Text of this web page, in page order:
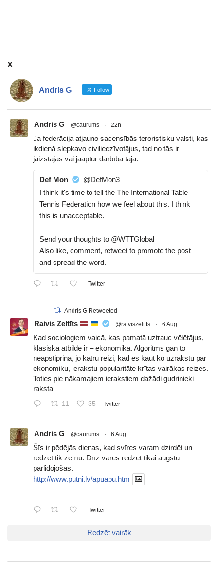
x
Andris G Follow
Andris G @caurums · 22h
Ja federācija atjauno sacensībās teroristisku valsti, kas
ikdienā slepkavo civiliedzīvotājus, tad no tās ir
jāizstājas vai jāaptur darbība tajā.
Def Mon
@DefMon3
I think it's time to tell the The International Table
Tennis Federation how we feel about this. I think
this is unacceptable.
Send your thoughts to @WTTGlobal
Also like, comment, retweet to promote the post
and spread the word.
Twitter
Andris G Retweeted
Raivis Zeltīts @raiviszeltits · 6 Aug
Kad sociologiem vaicā, kas pamatā uztrauc vēlētājus,
klasiska atbilde ir – ekonomika. Algoritms gan to
neapstiprina, jo katru reizi, kad es kaut ko uzrakstu par
ekonomiku, ierakstu popularitāte krītas vairākas reizes.
Toties pie nākamajiem ierakstiem dažādi gudrinieki
raksta:
11 35 Twitter
Andris G @caurums · 6 Aug
Šīs ir pēdējās dienas, kad svīres varam dzirdēt un
redzēt tik zemu. Drīz varēs redzēt tikai augstu
pārlidojošās.
http://www.putni.lv/apuapu.htm
Twitter
Redzēt vairāk